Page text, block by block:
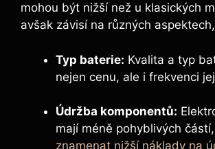
mohou být nižší než u klasických
avšak závisí na různých
Typ baterie: Kvalita a typ
nejen cenu, ale i frekvenci
Údržba komponentů:
mají méně pohyblivých částí,
znamenat nižší náklady na